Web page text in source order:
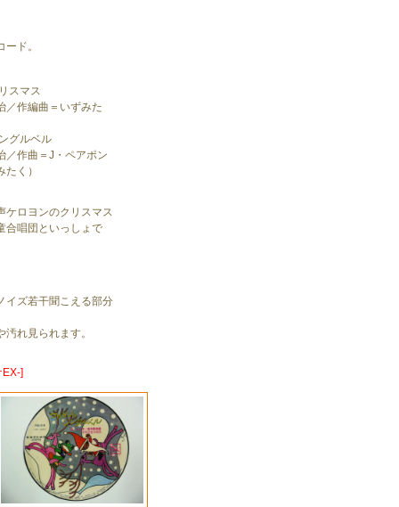
ド。
スマス
／作編曲＝いずみた
グルベル
／作曲＝J・ペアポン
たく）
ケロヨンのクリスマス
合唱団といっしょで
イズ若干聞こえる部分
れ見られます。
]